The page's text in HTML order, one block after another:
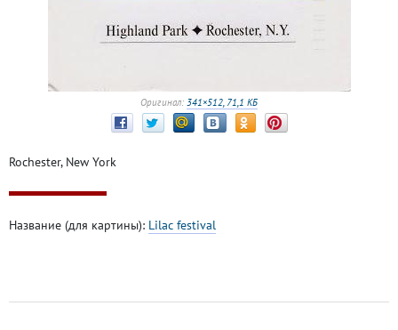
Оригинал: 341×512, 71,1 КБ
Rochester, New York
Название (для картины): Lilac festival